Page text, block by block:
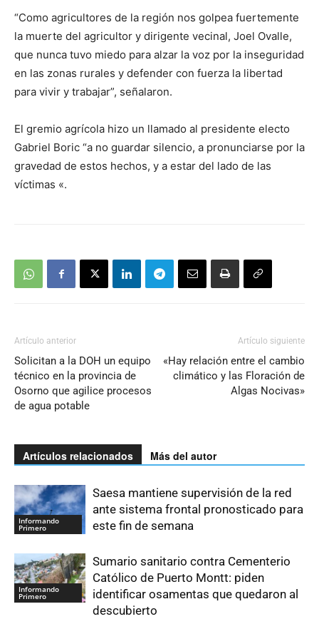
“Como agricultores de la región nos golpea fuertemente
la muerte del agricultor y dirigente vecinal, Joel Ovalle,
que nunca tuvo miedo para alzar la voz por la inseguridad
en las zonas rurales y defender con fuerza la libertad
para vivir y trabajar”, señalaron.
El gremio agrícola hizo un llamado al presidente electo
Gabriel Boric “a no guardar silencio, a pronunciarse por la
gravedad de estos hechos, y a estar del lado de las
víctimas «.
Artículo anterior
Solicitan a la DOH un equipo
técnico en la provincia de
Osorno que agilice procesos
de agua potable
Artículo siguiente
«Hay relación entre el cambio
climático y las Floración de
Algas Nocivas»
Artículos relacionados Más del autor
Informando
Primero
Saesa mantiene supervisión de la red
ante sistema frontal pronosticado para
este fin de semana
Informando
Primero
Sumario sanitario contra Cementerio
Católico de Puerto Montt: piden
identificar osamentas que quedaron al
descubierto